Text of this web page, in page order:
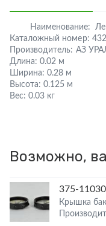
Наименование:
Каталожный номер:
Производитель: АЗ УРАЛ
Длина: 0.02 м
Ширина: 0.28 м
Высота: 0.125 м
Вес: 0.03 кг
Возможно,
375-
Крышка